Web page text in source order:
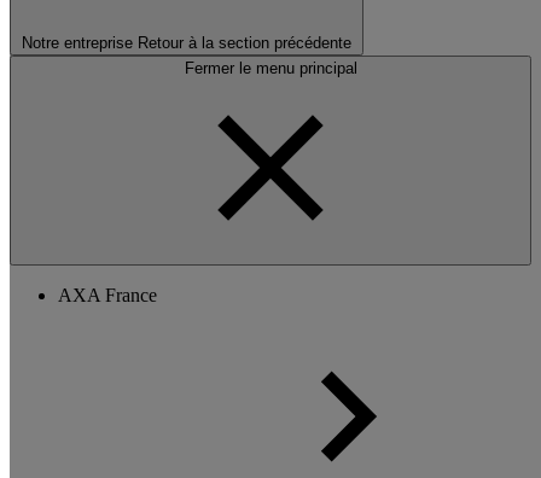
Notre entreprise Retour à la section précédente
Fermer le menu principal
AXA France